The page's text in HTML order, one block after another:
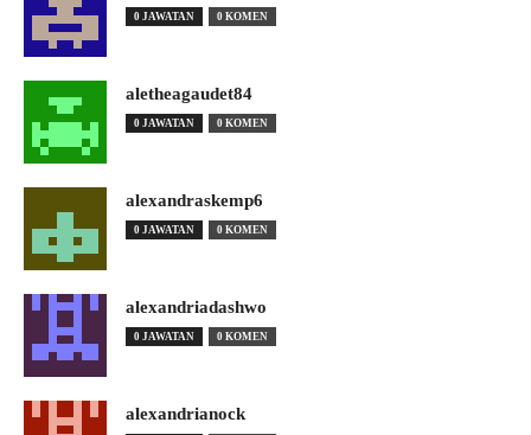
0 JAWATAN 0 KOMEN
aletheagaudet84
0 JAWATAN 0 KOMEN
alexandraskemp6
0 JAWATAN 0 KOMEN
alexandriadashwo
0 JAWATAN 0 KOMEN
alexandrianock